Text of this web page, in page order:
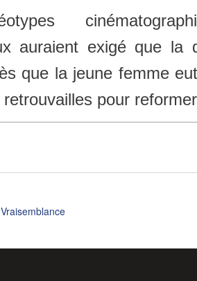
auraient exigé que la
que la jeune femme
pour